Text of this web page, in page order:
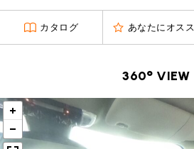
ローバーミニ買取査定依頼
Movie
ローバーミニナレッジ
MAP
残価ローンの場
総支払額
頭金
カタログ あなたにオス
360° VIEW